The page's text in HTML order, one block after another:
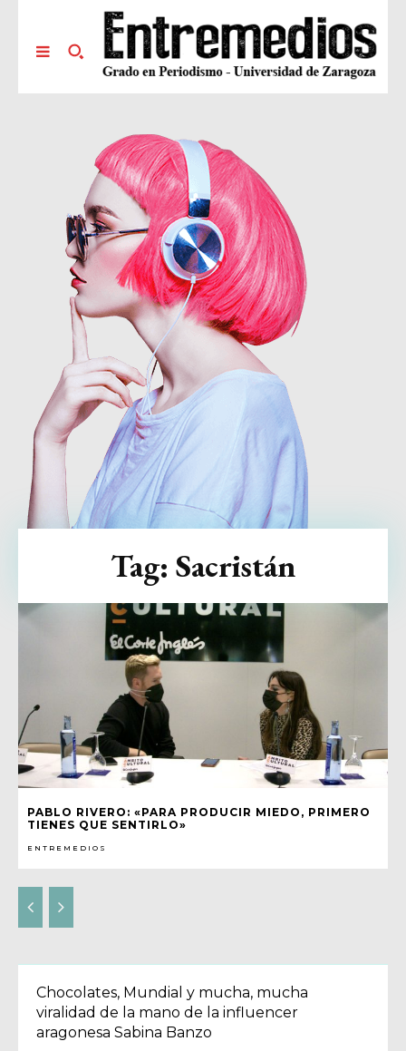
PABLO RIVERO: «PARA PRODUCIR MIEDO, PRIMERO
TIENES QUE SENTIRLO»
ENTREMEDIOS
Tag: Sacristán
Chocolates, Mundial y mucha, mucha
viralidad de la mano de la influencer
aragonesa Sabina Banzo